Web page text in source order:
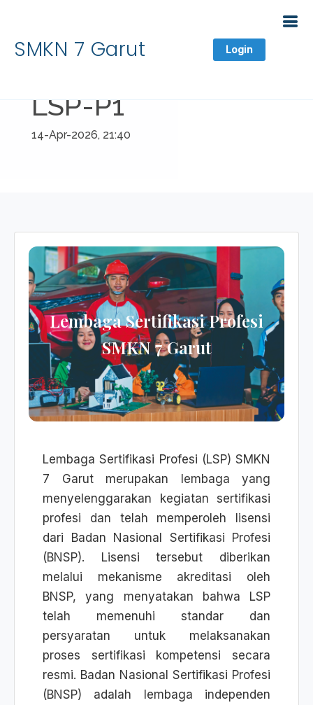
SMKN 7 Garut Login
LSP-P1
14-Apr-2026, 21:40
Lembaga Sertifikasi Profesi
SMKN 7 Garut
Lembaga Sertifikasi Profesi (LSP) SMKN
7 Garut merupakan lembaga yang
menyelenggarakan kegiatan sertifikasi
profesi dan telah memperoleh lisensi
dari Badan Nasional Sertifikasi Profesi
(BNSP). Lisensi tersebut diberikan
melalui mekanisme akreditasi oleh
BNSP, yang menyatakan bahwa LSP
telah memenuhi standar dan
persyaratan untuk melaksanakan
proses sertifikasi kompetensi secara
resmi. Badan Nasional Sertifikasi Profesi
(BNSP) adalah lembaga independen